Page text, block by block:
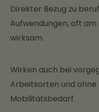
Direkter Bezug zu
Aufwendungen, oft
wirksam.
Wirken auch bei
Arbeitsorten und
Mobilitätsbedarf.